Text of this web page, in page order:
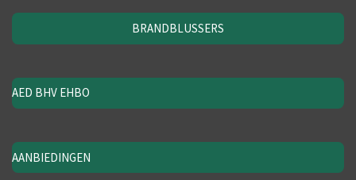
BRANDBLUSSERS
AED BHV EHBO
AANBIEDINGEN